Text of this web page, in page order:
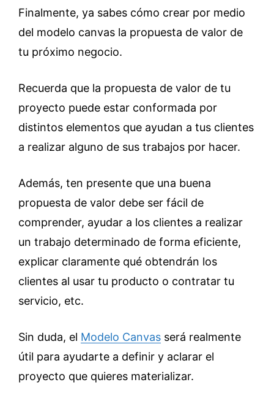
Finalmente, ya sabes cómo crear por medio
del modelo canvas la propuesta de valor de
tu próximo negocio.
Recuerda que la propuesta de valor de tu
proyecto puede estar conformada por
distintos elementos que ayudan a tus clientes
a realizar alguno de sus trabajos por hacer.
Además, ten presente que una buena
propuesta de valor debe ser fácil de
comprender, ayudar a los clientes a realizar
un trabajo determinado de forma eficiente,
explicar claramente qué obtendrán los
clientes al usar tu producto o contratar tu
servicio, etc.
Sin duda, el Modelo Canvas será realmente
útil para ayudarte a definir y aclarar el
proyecto que quieres materializar.